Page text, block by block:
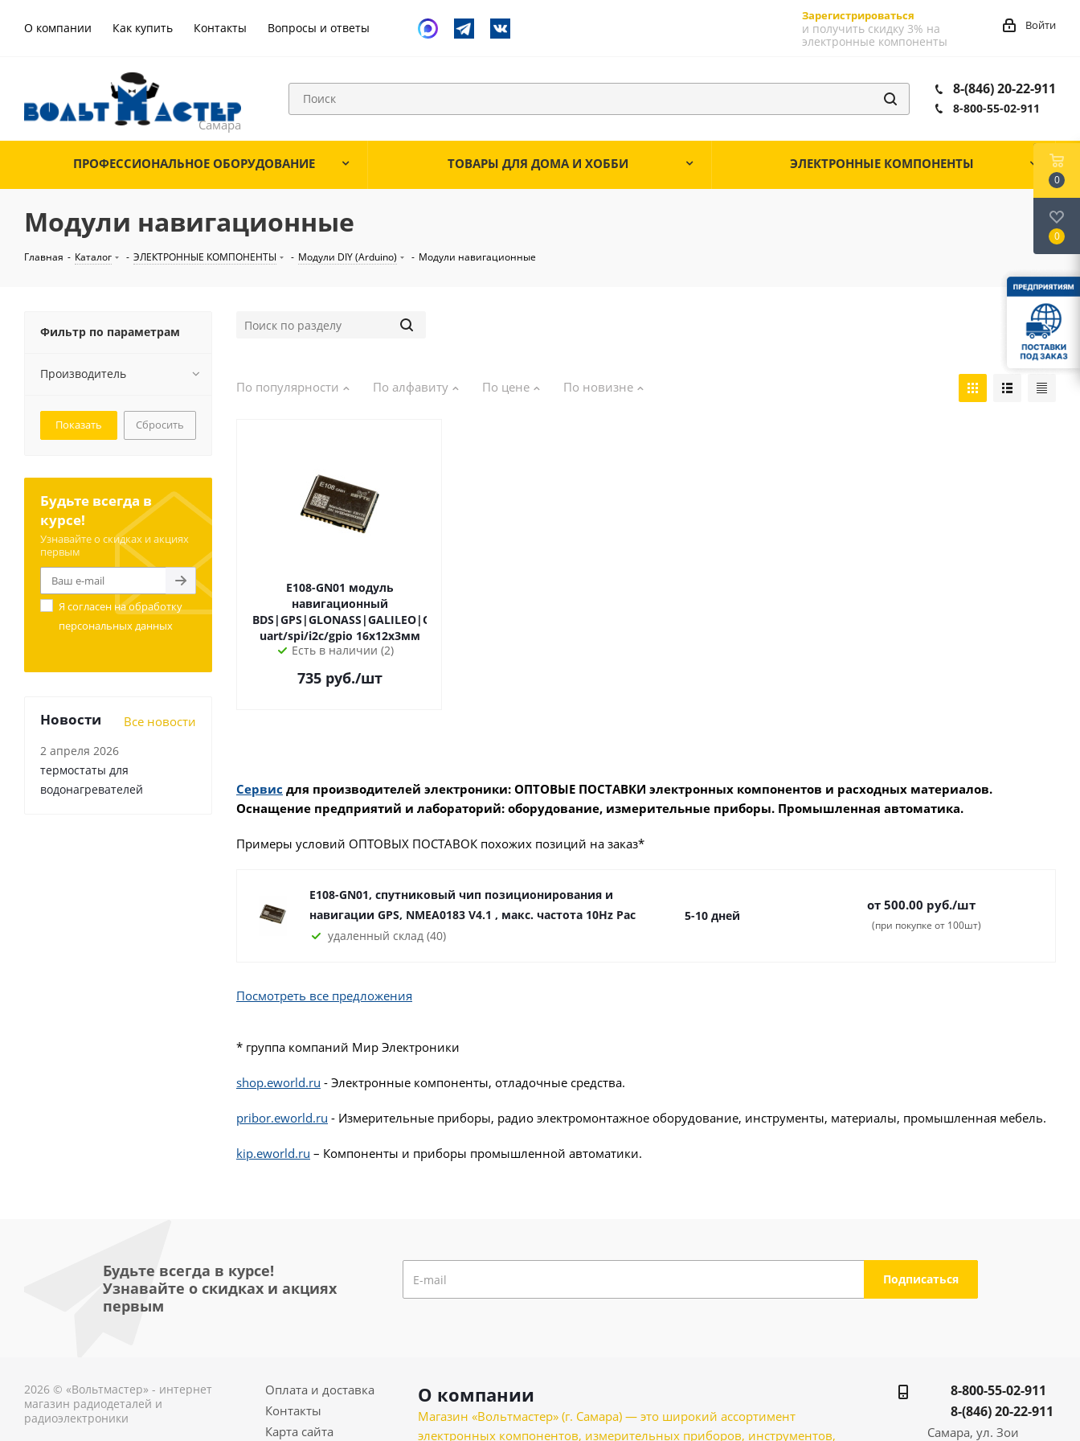
О компании Как купить Контакты Вопросы и ответы
Зарегистрироваться
и получить скидку 3% на
электронные компоненты
Войти
8-(846) 20-22-911
8-800-55-02-911
ПРОФЕССИОНАЛЬНОЕ ОБОРУДОВАНИЕ ТОВАРЫ ДЛЯ ДОМА И ХОББИ ЭЛЕКТРОННЫЕ КОМПОНЕНТЫ
Модули навигационные
Главная - Каталог - ЭЛЕКТРОННЫЕ КОМПОНЕНТЫ - Модули DIY (Arduino) - Модули навигационные
По популярности По алфавиту По цене По новизне
E108-GN01 модуль
навигационный
BDS|GPS|GLONASS|GALILEO|QZSS|SBAS:
uart/spi/i2c/gpio 16х12х3мм
Есть в наличии (2)
735руб./шт
Сервис для производителей электроники: ОПТОВЫЕ ПОСТАВКИ электронных компонентов и расходных материалов.
Оснащение предприятий и лабораторий: оборудование, измерительные приборы. Промышленная автоматика.
Примеры условий ОПТОВЫХ ПОСТАВОК похожих позиций на заказ*
E108-GN01, спутниковый чип позиционирования и
навигации GPS, NMEA0183 V4.1 , макс. частота 10Hz Pac
удаленный склад (40)
5-10 дней
от 500.00 руб./шт
(при покупке от 100шт)
Посмотреть все предложения
* группа компаний Мир Электроники
shop.eworld.ru - Электронные компоненты, отладочные средства.
pribor.eworld.ru - Измерительные приборы, радио электромонтажное оборудование, инструменты, материалы, промышленная мебель.
kip.eworld.ru – Компоненты и приборы промышленной автоматики.
Фильтр по параметрам
Производитель
Сбросить
Будьте всегда в
курсе!
Узнавайте о скидках и акциях
первым
Я согласен наобработку
персональных данных
Новости Все новости
2 апреля 2026
термостаты для
водонагревателей
Будьте всегда в курсе!
Узнавайте о скидках и акциях
первым
2026 © «Вольтмастер» - интернет
магазин радиодеталей и
радиоэлектроники
Оплата и доставка
Контакты
Карта сайта
О компании
Магазин «Вольтмастер» (г. Самара) — это широкий ассортимент
электронных компонентов, измерительных приборов, инструментов,
8-800-55-02-911
8-(846) 20-22-911
Самара, ул. Зои
0
0